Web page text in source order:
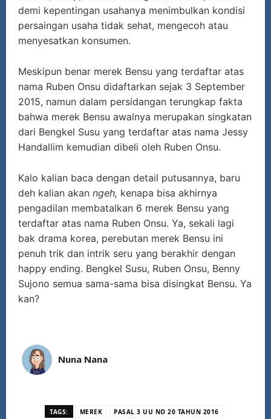
demi kepentingan usahanya menimbulkan kondisi
persaingan usaha tidak sehat, mengecoh atau
menyesatkan konsumen.
Meskipun benar merek Bensu yang terdaftar atas
nama Ruben Onsu didaftarkan sejak 3 September
2015, namun dalam persidangan terungkap fakta
bahwa merek Bensu awalnya merupakan singkatan
dari Bengkel Susu yang terdaftar atas nama Jessy
Handallim kemudian dibeli oleh Ruben Onsu.
Kalo kalian baca dengan detail putusannya, baru
deh kalian akan ngeh, kenapa bisa akhirnya
pengadilan membatalkan 6 merek Bensu yang
terdaftar atas nama Ruben Onsu. Ya, sekali lagi
bak drama korea, perebutan merek Bensu ini
penuh trik dan intrik seru yang berakhir dengan
happy ending. Bengkel Susu, Ruben Onsu, Benny
Sujono semua sama-sama bisa disingkat Bensu. Ya
kan?
Nuna Nana
TAGS: MEREK
PASAL 3 UU NO 20 TAHUN 2016